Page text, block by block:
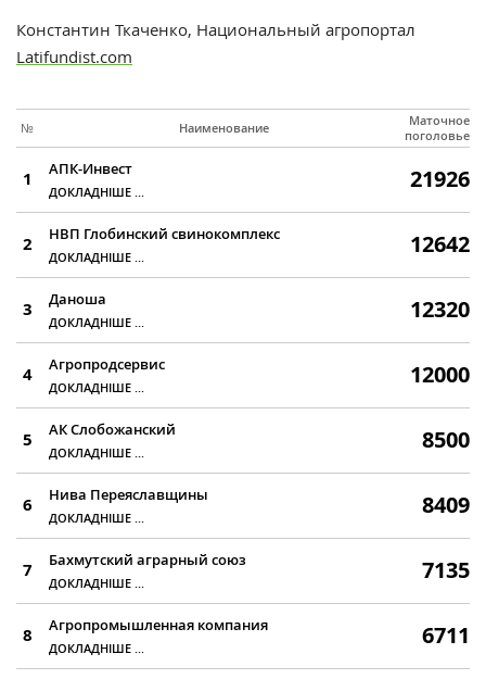
Константин Ткаченко, Национальный агропортал
Latifundist.com
№ Наименование
Маточное
поголовье
1 АПК-Инвест
ДОКЛАДНІШЕ ... 21926
2 НВП Глобинский свинокомплекс
ДОКЛАДНІШЕ ... 12642
3 Даноша
ДОКЛАДНІШЕ ... 12320
4 Агропродсервис
ДОКЛАДНІШЕ ... 12000
5 АК Слобожанский
ДОКЛАДНІШЕ ... 8500
6 Нива Переяславщины
ДОКЛАДНІШЕ ... 8409
7 Бахмутский аграрный союз
ДОКЛАДНІШЕ ... 7135
8 Агропромышленная компания
ДОКЛАДНІШЕ ... 6711